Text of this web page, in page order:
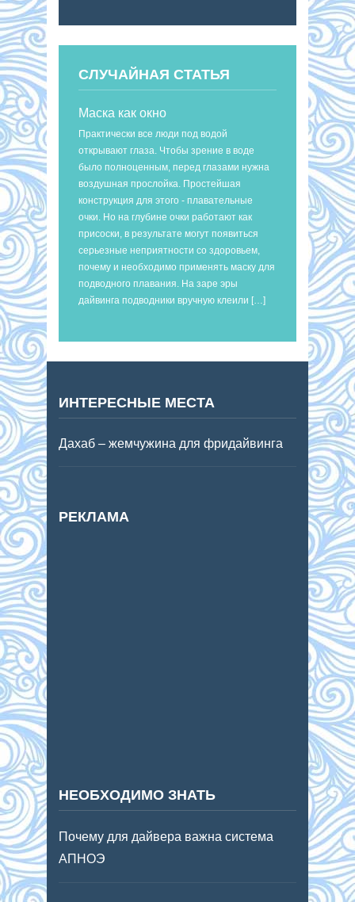
СЛУЧАЙНАЯ СТАТЬЯ
Маска как окно
Практически все люди под водой
открывают глаза. Чтобы зрение в воде
было полноценным, перед глазами нужна
воздушная прослойка. Простейшая
конструкция для этого - плавательные
очки. Но на глубине очки работают как
присоски, в результате могут появиться
серьезные неприятности со здоровьем,
почему и необходимо применять маску для
подводного плавания. На заре эры
дайвинга подводники вручную клеили […]
ИНТЕРЕСНЫЕ МЕСТА
Дахаб – жемчужина для фридайвинга
РЕКЛАМА
НЕОБХОДИМО ЗНАТЬ
Почему для дайвера важна система
АПНОЭ